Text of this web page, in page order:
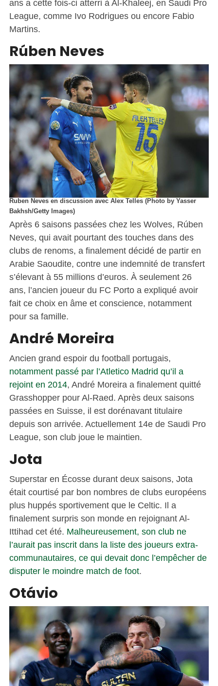
ans a cette fois-ci atterri à Al-Khaleej, en Saudi Pro
League, comme Ivo Rodrigues ou encore Fabio
Martins.
Rúben Neves
Ruben Neves en discussion avec Alex Telles (Photo by Yasser
Bakhsh/Getty Images)
Après 6 saisons passées chez les Wolves, Rúben
Neves, qui avait pourtant des touches dans des
clubs de renoms, a finalement décidé de partir en
Arabie Saoudite, contre une indemnité de transfert
s’élevant à 55 millions d’euros. À seulement 26
ans, l’ancien joueur du FC Porto a expliqué avoir
fait ce choix en âme et conscience, notamment
pour sa famille.
André Moreira
Ancien grand espoir du football portugais,
notamment passé par l’Atletico Madrid qu’il a
rejoint en 2014, André Moreira a finalement quitté
Grasshopper pour Al-Raed. Après deux saisons
passées en Suisse, il est dorénavant titulaire
depuis son arrivée. Actuellement 14e de Saudi Pro
League, son club joue le maintien.
Jota
Superstar en Écosse durant deux saisons, Jota
était courtisé par bon nombres de clubs européens
plus huppés sportivement que le Celtic. Il a
finalement surpris son monde en rejoignant Al-
Ittihad cet été. Malheureusement, son club ne
l’aurait pas inscrit dans la liste des joueurs extra-
communautaires, ce qui devait donc l’empêcher de
disputer le moindre match de foot.
Otávio